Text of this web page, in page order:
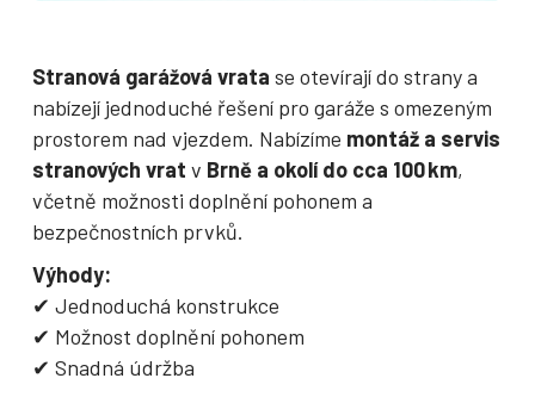
Stranová garážová vrata se otevírají do strany a
nabízejí jednoduché řešení pro garáže s omezeným
prostorem nad vjezdem. Nabízíme montáž a servis
stranových vrat v Brně a okolí do cca 100 km,
včetně možnosti doplnění pohonem a
bezpečnostních prvků.
Výhody:
✔ Jednoduchá konstrukce
✔ Možnost doplnění pohonem
✔ Snadná údržba